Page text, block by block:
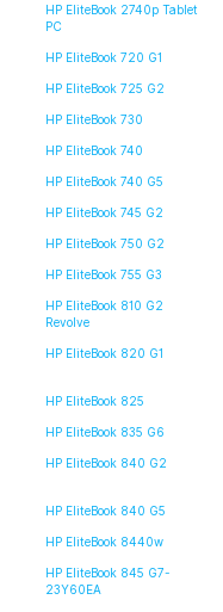
HP EliteBook 2740p Tablet
PC
HP EliteBook 720 G1
HP EliteBook 725 G2
HP EliteBook 730
HP EliteBook 740
HP EliteBook 740 G5
HP EliteBook 745 G2
HP EliteBook 750 G2
HP EliteBook 755 G3
HP EliteBook 810 G2
Revolve
HP EliteBook 820 G1
HP EliteBook 825
HP EliteBook 835 G6
HP EliteBook 840 G2
HP EliteBook 840 G5
HP EliteBook 8440w
HP EliteBook 845 G7-
23Y60EA